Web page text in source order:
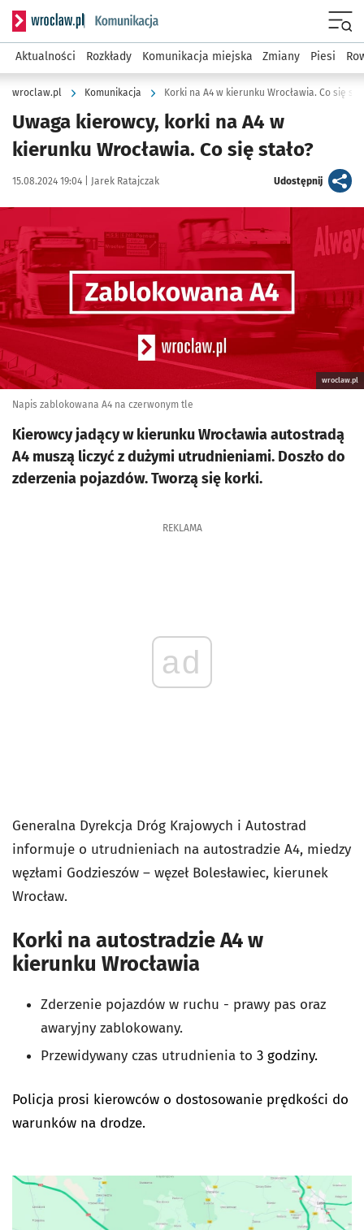
Serwis informacyjny wroclaw.pl podserwis: Komunikacja
Aktualności Rozkłady Komunikacja miejska Zmiany Piesi
wroclaw.pl Komunikacja Korki na A4 w kierunku Wrocławia. Co się
Uwaga kierowcy, korki na A4 w
kierunku Wrocławia. Co się stało?
Data publikacji:
15.08.2024 19:04 | Autor:
Jarek Ratajczak Udostępnijartykuł
wroclaw.pl
Napis zablokowana A4 na czerwonym tle
Kierowcy jadący w kierunku Wrocławia autostradą
A4 muszą liczyć z dużymi utrudnieniami. Doszło do
zderzenia pojazdów. Tworzą się korki.
REKLAMA
ad
Generalna Dyrekcja Dróg Krajowych i Autostrad
informuje o utrudnieniach na autostradzie A4, miedzy
węzłami Godzieszów – węzeł Bolesławiec, kierunek
Wrocław.
Korki na autostradzie A4 w
kierunku Wrocławia
Zderzenie pojazdów w ruchu - prawy pas oraz
awaryjny zablokowany.
Przewidywany czas utrudnienia to 3 godziny.
Policja prosi kierowców o dostosowanie prędkości do
warunków na drodze.